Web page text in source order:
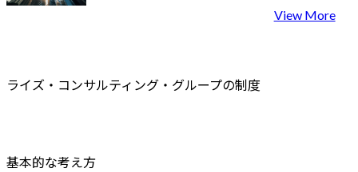
View More
ライズ・コンサルティング・グループの制度
基本的な考え方